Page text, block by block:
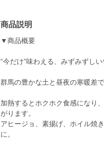
商品説明
▼商品概要
“今だけ”味わえる、みずみずしい
群馬の豊かな土と昼夜の寒暖差
加熱するとホクホク食感になり
がります。
アヒージョ、素揚げ、ホイル焼
に。